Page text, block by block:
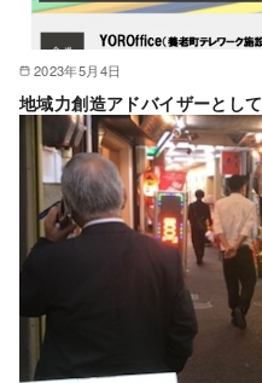
2023年5月4日
地域力創造アドバイザーとして